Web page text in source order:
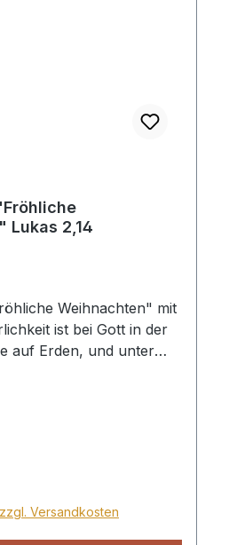
Lukas 2,14
Weihnachten" mit
ist bei Gott in der
auf Erden, und unter
Versandkosten